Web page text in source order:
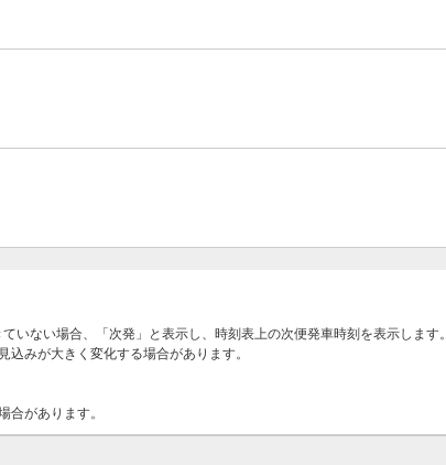
いない場合、「次発」と表示し、時刻表上の次便発車時刻を表示します。
込みが大きく変化する場合があります。
合があります。